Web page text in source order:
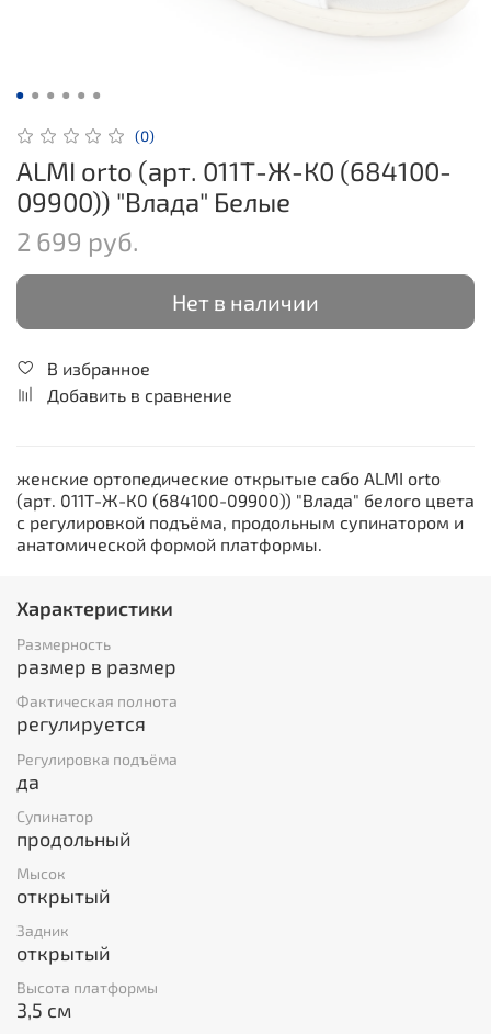
(0)
ALMI orto (арт. 011Т-Ж-К0 (684100-
09900)) "Влада" Белые
2 699 руб.
Нет в наличии
В избранное
Добавить в сравнение
женские ортопедические открытые сабо ALMI orto
(арт. 011Т-Ж-К0 (684100-09900)) "Влада" белого цвета
с регулировкой подъёма, продольным супинатором и
анатомической формой платформы.
Характеристики
Размерность
размер в размер
Фактическая полнота
регулируется
Регулировка подъёма
да
Супинатор
продольный
Мысок
открытый
Задник
открытый
Высота платформы
3,5 см